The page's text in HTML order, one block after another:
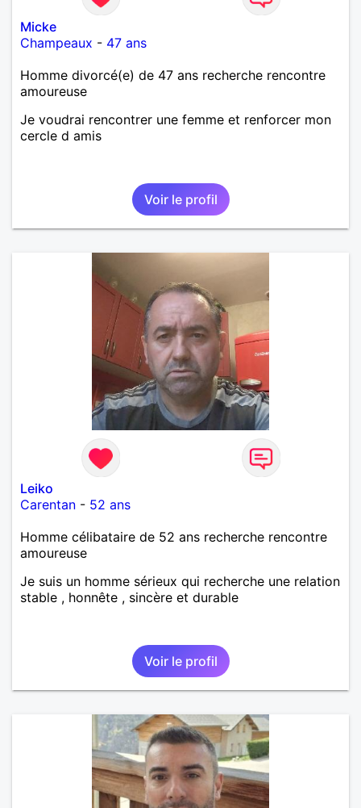
Micke
Champeaux - 47 ans
Homme divorcé(e) de 47 ans recherche rencontre
amoureuse
Je voudrai rencontrer une femme et renforcer mon
cercle d amis
Voir le profil
Leiko
Carentan - 52 ans
Homme célibataire de 52 ans recherche rencontre
amoureuse
Je suis un homme sérieux qui recherche une relation
stable , honnête , sincère et durable
Voir le profil